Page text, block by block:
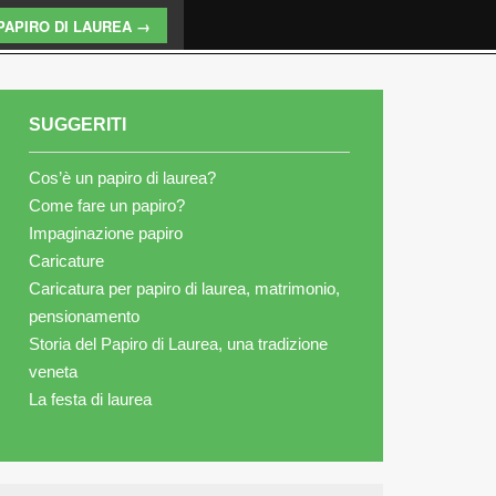
DI LAUREA →
SUGGERITI
Cos’è un papiro di laurea?
Come fare un papiro?
Impaginazione papiro
Caricature
Caricatura per papiro di laurea, matrimonio,
pensionamento
Storia del Papiro di Laurea, una tradizione
veneta
La festa di laurea